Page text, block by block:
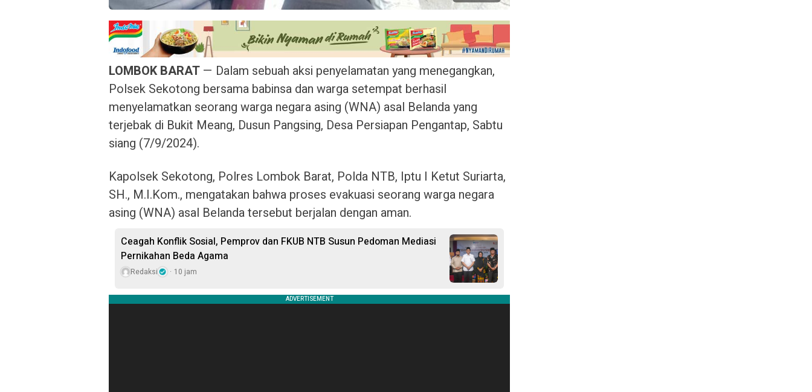
LOMBOK BARAT — Dalam sebuah aksi penyelamatan yang menegangkan,
Polsek Sekotong bersama babinsa dan warga setempat berhasil
menyelamatkan seorang warga negara asing (WNA) asal Belanda yang
terjebak di Bukit Meang, Dusun Pangsing, Desa Persiapan Pengantap, Sabtu
siang (7/9/2024).
Kapolsek Sekotong, Polres Lombok Barat, Polda NTB, Iptu I Ketut Suriarta,
SH., M.I.Kom., mengatakan bahwa proses evakuasi seorang warga negara
asing (WNA) asal Belanda tersebut berjalan dengan aman.
Ceagah Konflik Sosial, Pemprov dan FKUB NTB Susun Pedoman Mediasi
Pernikahan Beda Agama
Redaksi 10 jam